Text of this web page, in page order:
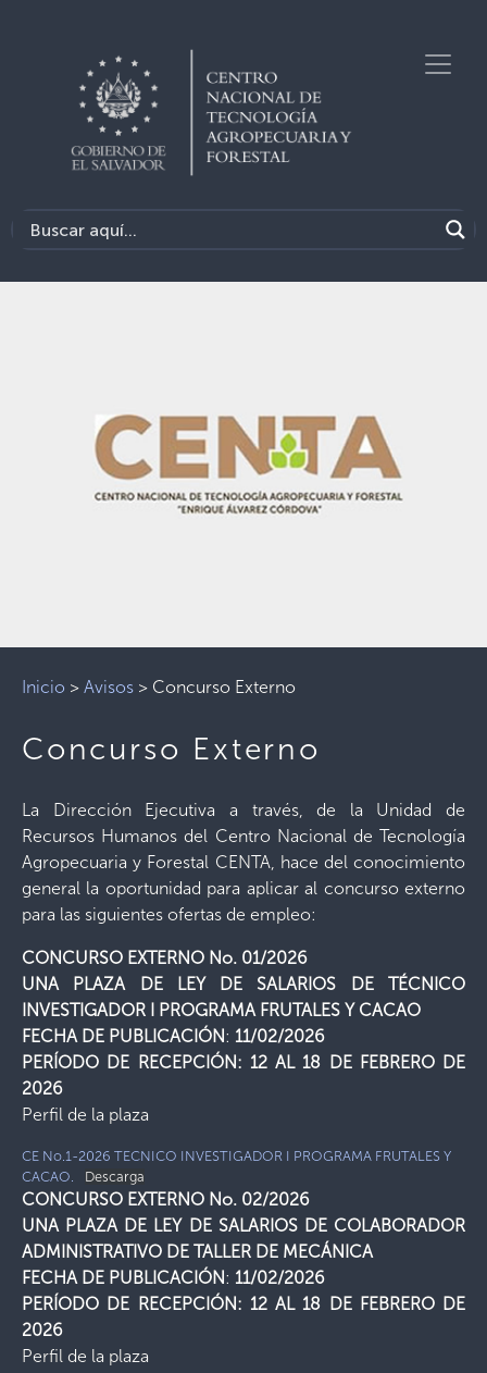
Inicio > Avisos > Concurso Externo
Concurso Externo
La Dirección Ejecutiva a través, de la Unidad de
Recursos Humanos del Centro Nacional de Tecnología
Agropecuaria y Forestal CENTA, hace del conocimiento
general la oportunidad para aplicar al concurso externo
para las siguientes ofertas de empleo:
CONCURSO EXTERNO No. 01/2026
UNA PLAZA DE LEY DE SALARIOS DE TÉCNICO
INVESTIGADOR I PROGRAMA FRUTALES Y CACAO
FECHA DE PUBLICACIÓN: 11/02/2026
PERÍODO DE RECEPCIÓN: 12 AL 18 DE FEBRERO DE
2026
Perfil de la plaza
CE No.1-2026 TECNICO INVESTIGADOR I PROGRAMA FRUTALES Y
CACAO.
Descarga
CONCURSO EXTERNO No. 02/2026
UNA PLAZA DE LEY DE SALARIOS DE COLABORADOR
ADMINISTRATIVO DE TALLER DE MECÁNICA
FECHA DE PUBLICACIÓN: 11/02/2026
PERÍODO DE RECEPCIÓN: 12 AL 18 DE FEBRERO DE
2026
Perfil de la plaza